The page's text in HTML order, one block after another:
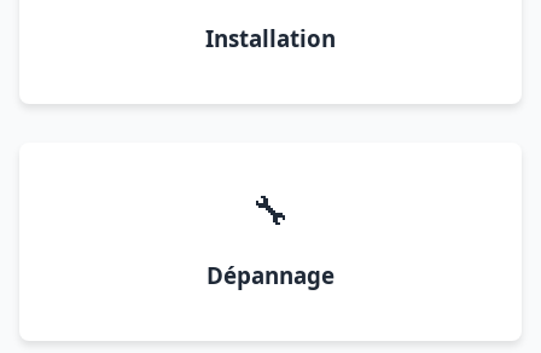
Installation
🔧
Dépannage